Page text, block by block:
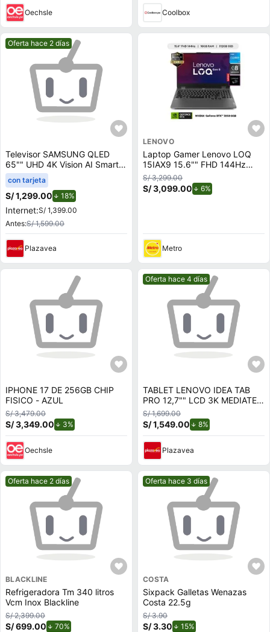
Oechsle Coolbox
Mejor precio.
Oferta hace 2 días
Televisor SAMSUNG QLED
65"" UHD 4K Vision AI Smart
TV QN65Q7FAAGXPE
con tarjeta
S/ 1,299.00 18%
Internet:S/ 1,399.00
Antes:S/ 1,599.00
Plazavea
LENOVO
Laptop Gamer Lenovo LOQ
15IAX9 15.6"" FHD 144Hz
Intel Core i5-12450HX 512GB
SSD 16GB RTX 3050 6GB
S/ 3,299.00
S/ 3,099.00 6%
Metro
IPHONE 17 DE 256GB CHIP
FISICO - AZUL
S/ 3,479.00
S/ 3,349.00 3%
Oechsle
Mejor precio.
Oferta hace 4 días
TABLET LENOVO IDEA TAB
PRO 12,7"" LCD 3K MEDIATEK
DIMENSITY 8300 8GB RAM
128GB INCLUYE LÁPIZ Y
FUNDA
S/ 1,699.00
S/ 1,549.00 8%
Plazavea
Mejor precio.
Oferta hace 2 días
BLACKLINE
Refrigeradora Tm 340 litros
Vcm Inox Blackline
S/ 2,399.00
S/ 699.00 70%
Mejor precio.
Oferta hace 3 días
COSTA
Sixpack Galletas Wenazas
Costa 22.5g
S/ 3.90
S/ 3.30 15%